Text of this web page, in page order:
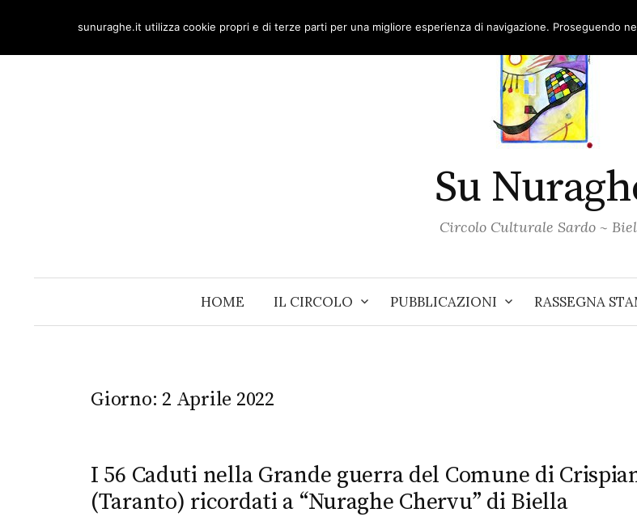
content
Su
Circolo Culturale Sardo ~
HOME IL CIRCOLO PUBBLICAZIONI RASSEGNA
Giorno: 2 Aprile 2022
I 56 Caduti nella Grande guerra del Comune di
(Taranto) ricordati a “Nuraghe Chervu” di Biella
sunuraghe.it utilizza cookie propri e di terze parti per una migliore esperienza di navigazione. Proseguendo